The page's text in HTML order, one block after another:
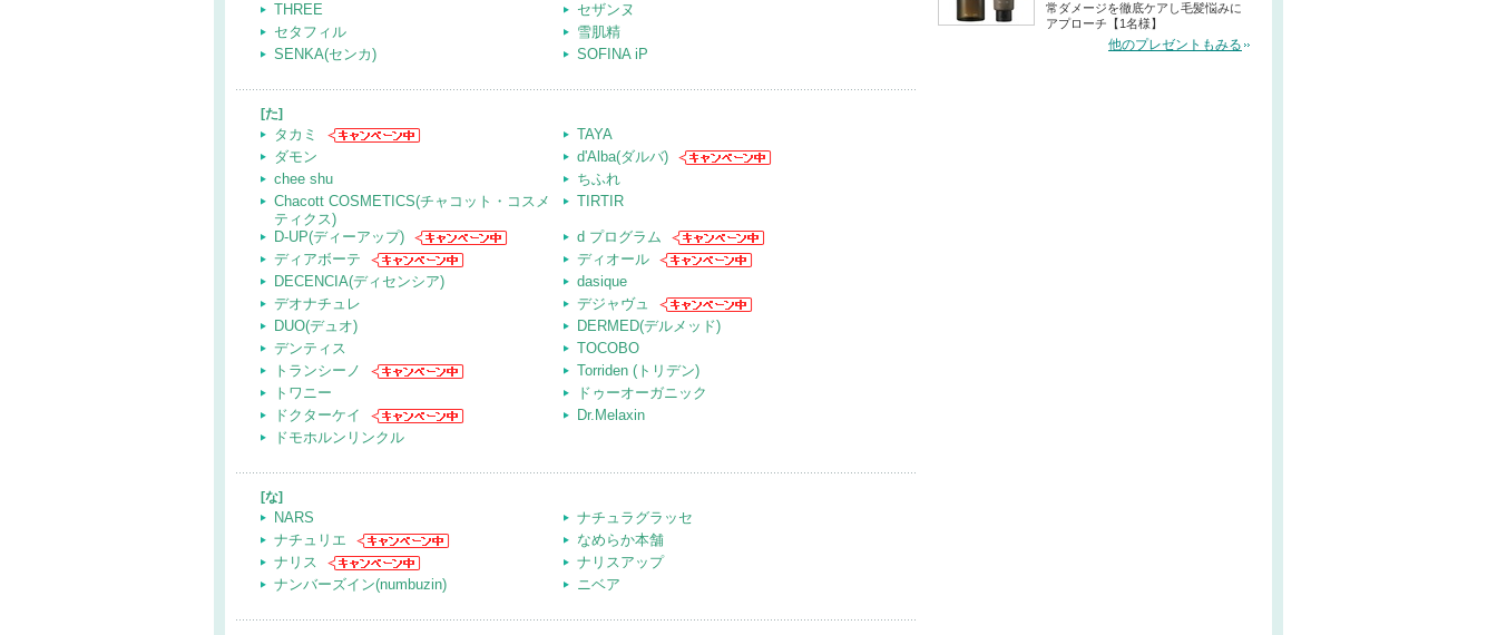
THREE
セザンヌ
セタフィル
雪肌精
SENKA(センカ)
SOFINA iP
[た]
タカミ
TAYA
ダモン
d'Alba(ダルバ)
chee shu
ちふれ
Chacott COSMETICS(チャコット・コスメ
ティクス)
TIRTIR
D-UP(ディーアップ)
d プログラム
ディアボーテ
ディオール
DECENCIA(ディセンシア)
dasique
デオナチュレ
デジャヴュ
DUO(デュオ)
DERMED(デルメッド)
デンティス
TOCOBO
トランシーノ
Torriden (トリデン)
トワニー
ドゥーオーガニック
ドクターケイ
Dr.Melaxin
ドモホルンリンクル
[な]
NARS
ナチュラグラッセ
ナチュリエ
なめらか本舗
ナリス
ナリスアップ
ナンバーズイン(numbuzin)
ニベア
常ダメージを徹底ケアし毛髪悩みに
アプローチ【1名様】
他のプレゼントもみる